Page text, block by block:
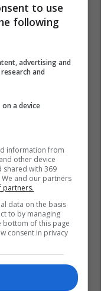
to use
following
advertising and
and
a device
information from
other device
shared with 369
and our partners
partners.
data on the basis
to by managing
bottom of this page
consent in privacy